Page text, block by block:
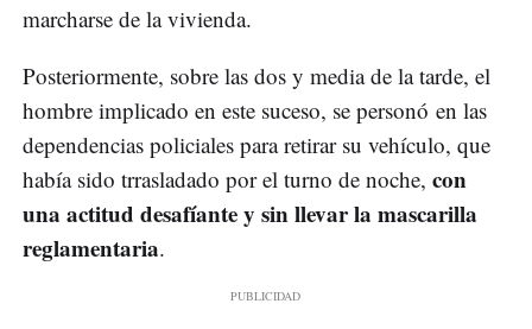
marcharse de la vivienda.
Posteriormente, sobre las dos y media de la tarde, el
hombre implicado en este suceso, se personó en las
dependencias policiales para retirar su vehículo, que
había sido trrasladado por el turno de noche, con
una actitud desafíante y sin llevar la mascarilla
reglamentaria.